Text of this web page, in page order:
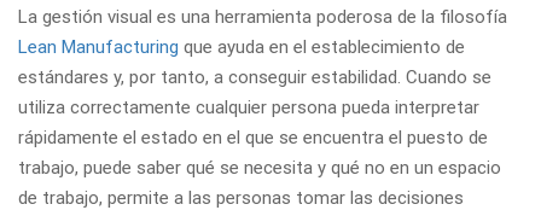
La gestión visual es una herramienta poderosa de la filosofía
Lean Manufacturing que ayuda en el establecimiento de
estándares y, por tanto, a conseguir estabilidad. Cuando se
utiliza correctamente cualquier persona pueda interpretar
rápidamente el estado en el que se encuentra el puesto de
trabajo, puede saber qué se necesita y qué no en un espacio
de trabajo, permite a las personas tomar las decisiones